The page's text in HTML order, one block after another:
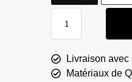
Livraison avec
Matériaux de